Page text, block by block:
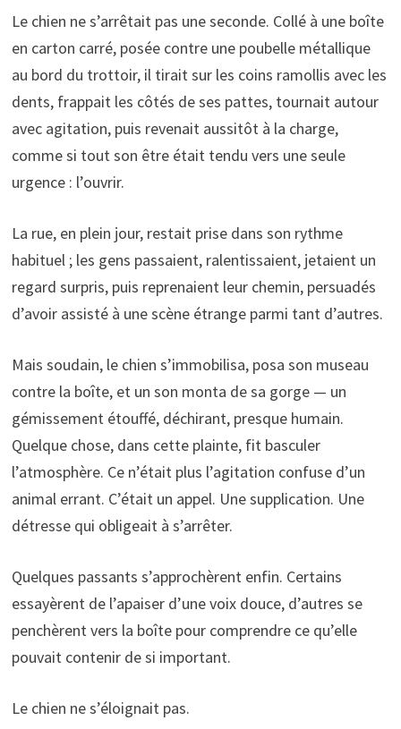
Le chien ne s’arrêtait pas une seconde. Collé à une boîte
en carton carré, posée contre une poubelle métallique
au bord du trottoir, il tirait sur les coins ramollis avec les
dents, frappait les côtés de ses pattes, tournait autour
avec agitation, puis revenait aussitôt à la charge,
comme si tout son être était tendu vers une seule
urgence : l’ouvrir.
La rue, en plein jour, restait prise dans son rythme
habituel ; les gens passaient, ralentissaient, jetaient un
regard surpris, puis reprenaient leur chemin, persuadés
d’avoir assisté à une scène étrange parmi tant d’autres.
Mais soudain, le chien s’immobilisa, posa son museau
contre la boîte, et un son monta de sa gorge — un
gémissement étouffé, déchirant, presque humain.
Quelque chose, dans cette plainte, fit basculer
l’atmosphère. Ce n’était plus l’agitation confuse d’un
animal errant. C’était un appel. Une supplication. Une
détresse qui obligeait à s’arrêter.
Quelques passants s’approchèrent enfin. Certains
essayèrent de l’apaiser d’une voix douce, d’autres se
penchèrent vers la boîte pour comprendre ce qu’elle
pouvait contenir de si important.
Le chien ne s’éloignait pas.